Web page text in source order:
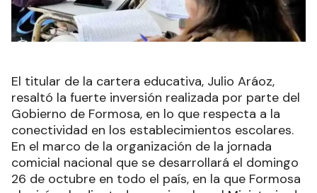
El titular de la cartera educativa, Julio Aráoz,
resaltó la fuerte inversión realizada por parte del
Gobierno de Formosa, en lo que respecta a la
conectividad en los establecimientos escolares.
En el marco de la organización de la jornada
comicial nacional que se desarrollará el domingo
26 de octubre en todo el país, en la que Formosa